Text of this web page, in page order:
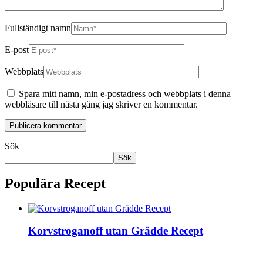
Fullständigt namn
E-post
Webbplats
Spara mitt namn, min e-postadress och webbplats i denna
webbläsare till nästa gång jag skriver en kommentar.
Sök
Sök
Populära Recept
Korvstroganoff utan Grädde Recept